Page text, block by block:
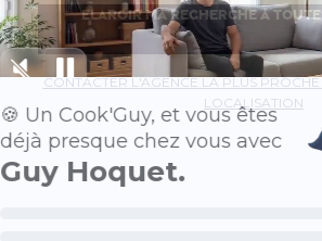
ELARGIR MA RECHERCHE À
CONTACTER L'AGENCE LA PLUS PROCHE
LOCALISATION